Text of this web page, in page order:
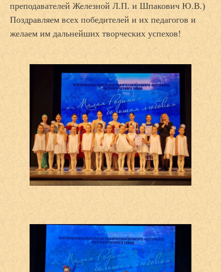
преподавателей Железной Л.П. и Шпакович Ю.В.)
Поздравляем всех победителей и их педагогов и
желаем им дальнейших творческих успехов!